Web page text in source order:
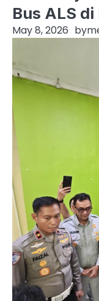
Bus ALS
May 8, 2026 by